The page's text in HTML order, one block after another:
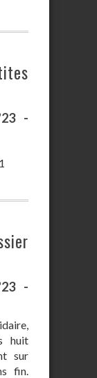
-
-
huit
sur
fin.